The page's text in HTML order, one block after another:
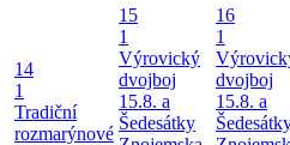
14
1
Tradiční
rozmarýnové
15
1
Výrovický
dvojboj
15.8. a
Šedesátky
16
1
dvojboj
15.8. a